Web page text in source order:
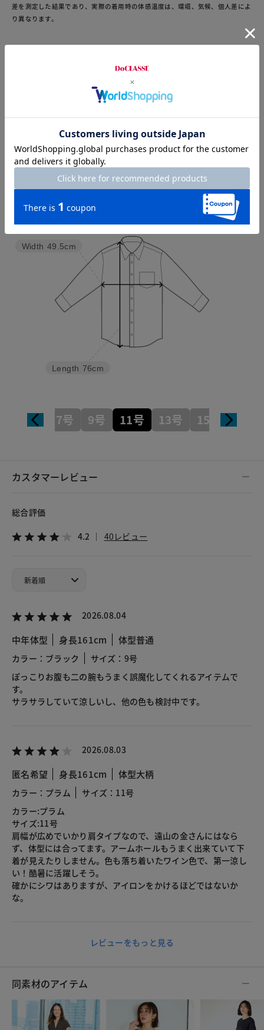
差を測定した結果であり、実際の着用時の体感温度は、環境、気候、個人差によ
り異なります。
チャット相談をする
Check the recommended size
Try this item on
Length 76cm
Width 49.5cm
7号 9号 11号 13号 15号
カスタマーレビュー
総合評価
4.2 40レビュー
2026.08.04
中年体型 身長161cm 体型普通
カラー：ブラック
サイズ：9号
ぽっこりお腹も二の腕もうまく誤魔化してくれるアイテムで
す。
サラサラしていて涼しいし、他の色も検討中です。
2026.08.03
匿名希望 身長161cm 体型大柄
カラー：プラム
サイズ：11号
カラー:プラム
サイズ:11号
肩幅が広めでいかり肩タイプなので、遠山の金さんにはなら
ず、体型には合ってます。アームホールもうまく出来ていて下
着が見えたりしません。色も落ち着いたワイン色で、第一涼し
い！酷暑に活躍しそう。
確かにシワはありますが、アイロンをかけるほどではないか
な。
レビューをもっと見る
同素材のアイテム